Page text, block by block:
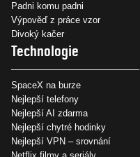
Padni komu padni
Výpověď z práce vzor
Divoký kačer
Technologie
SpaceX na burze
Nejlepší telefony
Nejlepší AI zdarma
Nejlepší chytré hodinky
Nejlepší VPN – srovnání